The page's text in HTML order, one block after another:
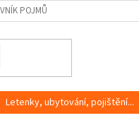
POJMŮ
Letenky, ubytování, pojištění...